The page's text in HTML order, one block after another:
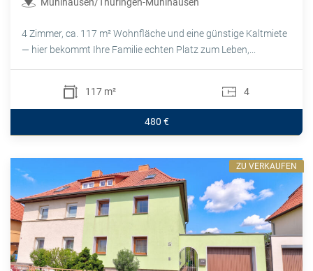
Mühlhausen/Thüringen-Mühlhausen
4 Zimmer, ca. 117 m² Wohnfläche und eine günstige Kaltmiete
— hier bekommt Ihre Familie echten Platz zum Leben,...
117 m² 4
480 €
ZU VERKAUFEN